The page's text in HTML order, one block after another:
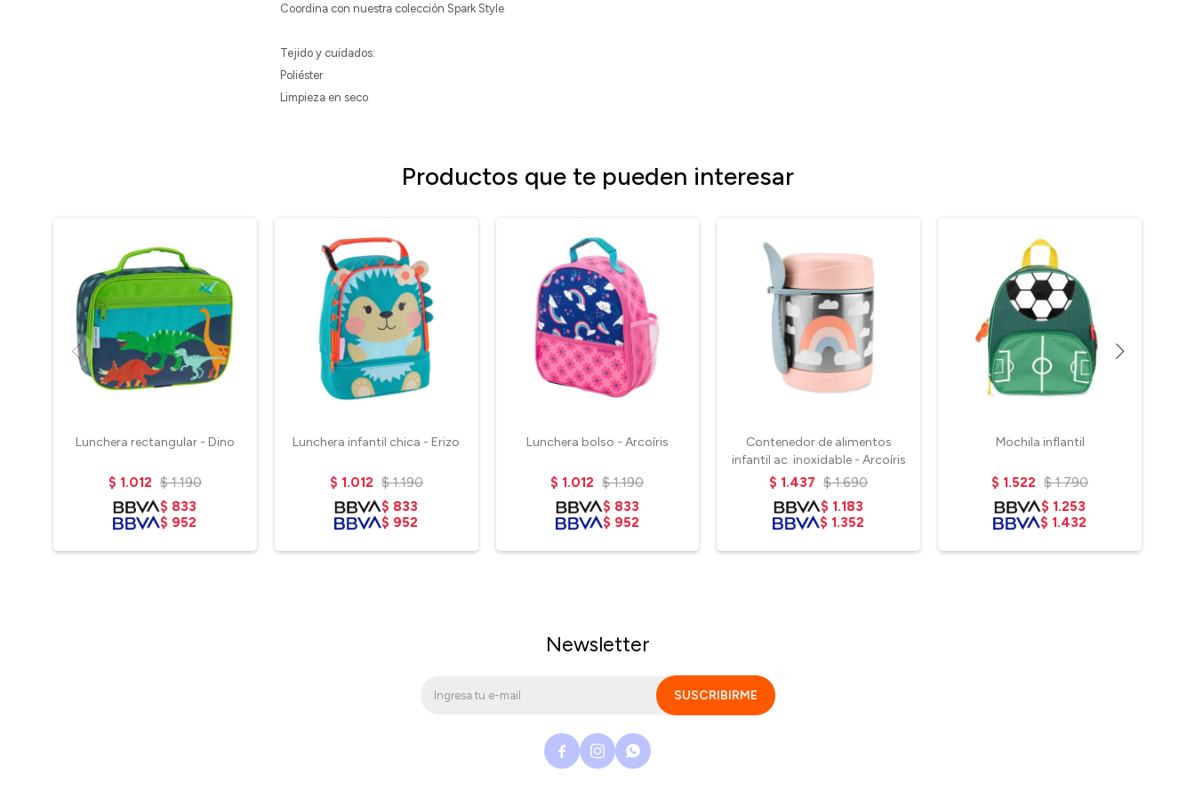
Coordina con nuestra colección Spark Style
Tejido y cuidados:
Poliéster
Limpieza en seco
Productos que te pueden interesar
Lunchera rectangular - Dino
$ 1.012 $ 1.190
$ 833
$ 952
Lunchera infantil chica - Erizo
$ 1.012 $ 1.190
$ 833
$ 952
Lunchera bolso - Arcoíris
$ 1.012 $ 1.190
$ 833
$ 952
Contenedor de alimentos
infantil ac. inoxidable - Arcoíris
$ 1.437 $ 1.690
$ 1.183
$ 1.352
Mochila inflantil
$ 1.522 $ 1.790
$ 1.253
$ 1.432
Newsletter
SUSCRIBIRME
  